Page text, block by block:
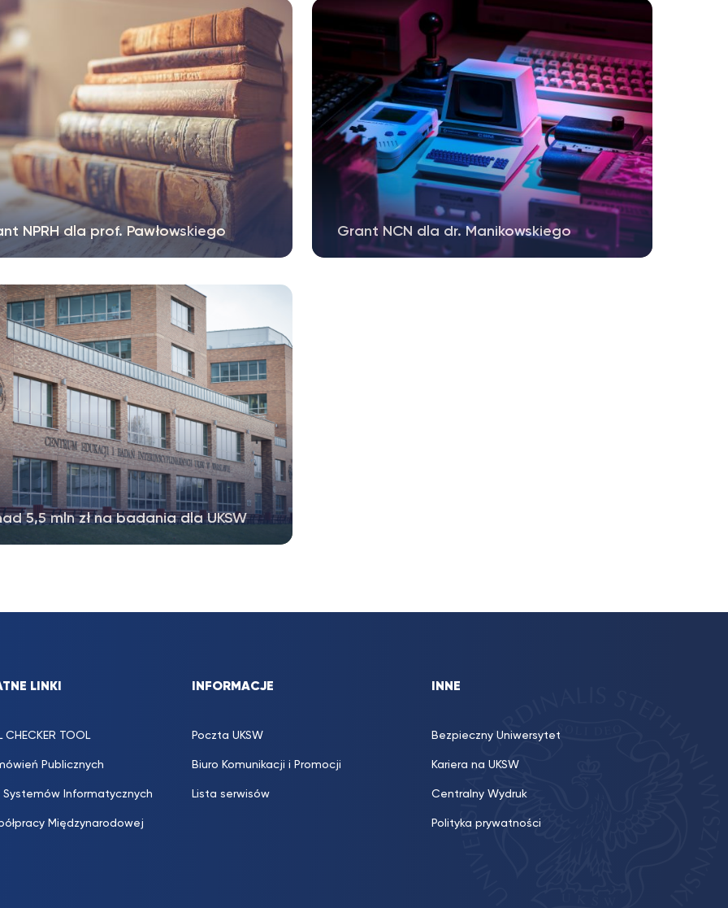
NPRH dla prof. Pawłowskiego Grant NCN dla dr. Manikowskiego
5,5 mln zł na badania dla UKSW
LINKI
CHECKER TOOL
Publicznych
Informatycznych
Międzynarodowej
INFORMACJE
Poczta UKSW
Biuro Komunikacji i Promocji
Lista serwisów
INNE
Bezpieczny Uniwersytet
Kariera na UKSW
Centralny Wydruk
Polityka prywatności